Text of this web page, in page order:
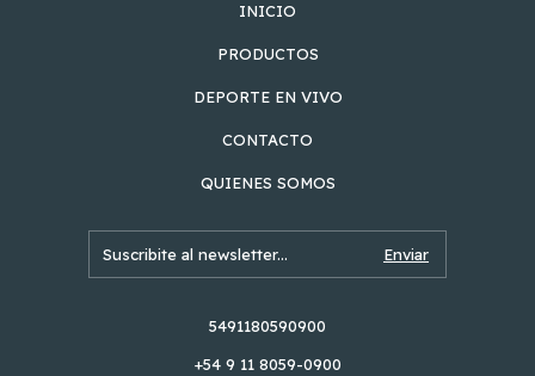
INICIO
PRODUCTOS
DEPORTE EN VIVO
CONTACTO
QUIENES SOMOS
5491180590900
+54 9 11 8059-0900